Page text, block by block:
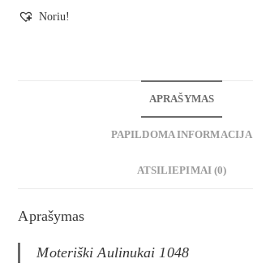
Noriu!
APRAŠYMAS
PAPILDOMA INFORMACIJA
ATSILIEPIMAI (0)
Aprašymas
Moteriški Aulinukai 1048